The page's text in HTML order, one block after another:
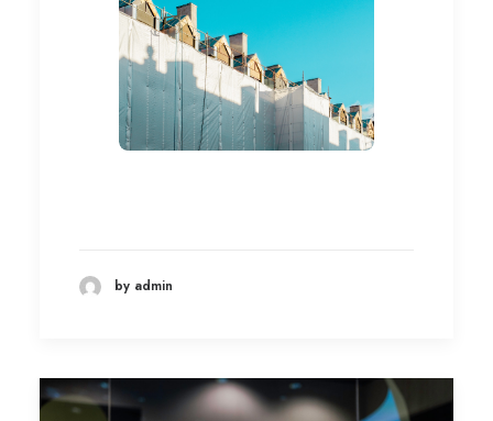
by admin